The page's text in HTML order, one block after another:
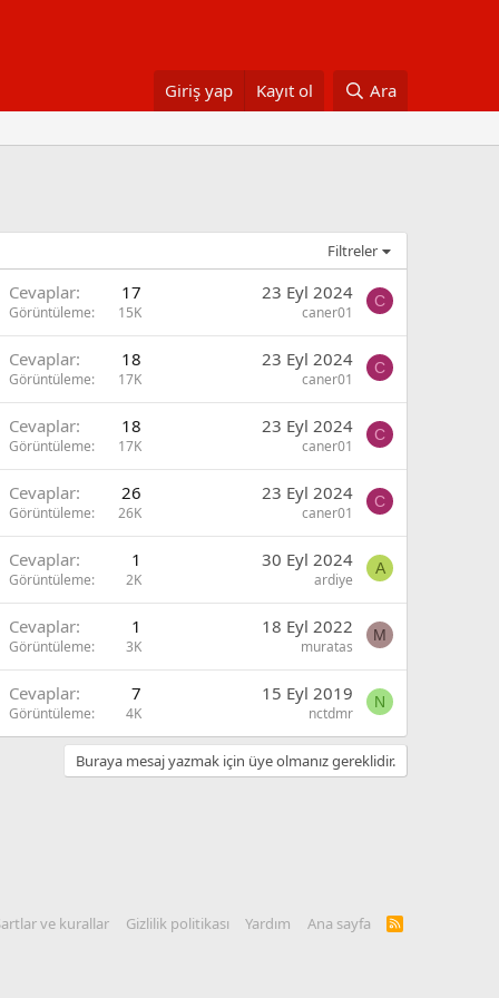
Giriş yap Kayıt ol Ara
Filtreler
Cevaplar 17
Görüntüleme 15K
23 Eyl 2024
caner01
C
Cevaplar 18
Görüntüleme 17K
23 Eyl 2024
caner01
C
Cevaplar 18
Görüntüleme 17K
23 Eyl 2024
caner01
C
Cevaplar 26
Görüntüleme 26K
23 Eyl 2024
caner01
C
Cevaplar 1
Görüntüleme 2K
30 Eyl 2024
ardiye
A
Cevaplar 1
Görüntüleme 3K
18 Eyl 2022
muratas
M
Cevaplar 7
Görüntüleme 4K
15 Eyl 2019
nctdmr
N
Buraya mesaj yazmak için üye olmanız gereklidir.
ve kurallar Gizlilik politikası Yardım Ana sayfa
R